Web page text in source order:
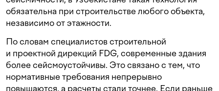
обязательна при строительстве любого объекта,
независимо от этажности.
По словам специалистов строительной
и проектной дирекций FDG, современные здания
более сейсмоустойчивы. Это связано с тем, что
нормативные требования непрерывно
повышаются, а расчеты стали точнее. Если раньше